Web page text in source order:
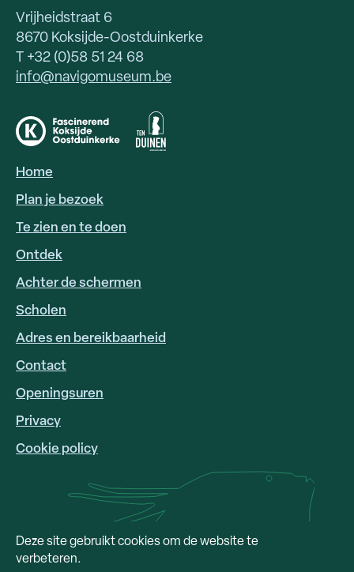
Vrijheidstraat 6
8670 Koksijde-Oostduinkerke
T +32 (0)58 51 24 68
info@navigomuseum.be
HOOFDNAVIGATIE
Home
Plan je bezoek
Te zien en te doen
Ontdek
Achter de schermen
Scholen
Deze site gebruikt cookies om de website te
verbeteren.
FOOTER
LINKS
Adres en bereikbaarheid
Contact
Openingsuren
Privacy
Cookie policy